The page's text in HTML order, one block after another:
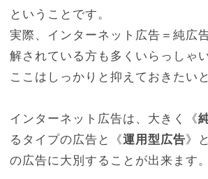
ということです。
実際、インターネット広告＝純広
解されている方も多くいらっしゃ
ここはしっかりと抑えておきたい
インターネット広告は、大きく《
るタイプの広告と《運用型広告》
の広告に大別することが出来ます。